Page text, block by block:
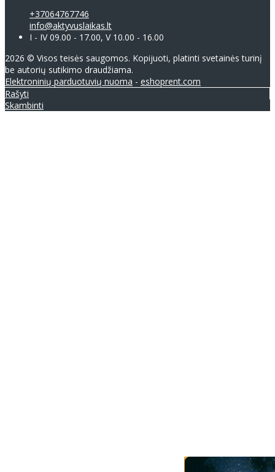
+37064767746
info@aktyvuslaikas.lt
I - IV 09.00 - 17.00, V 10.00 - 16.00
2026 © Visos teisės saugomos. Kopijuoti, platinti svetainės turinį
be autorių sutikimo draudžiama.
Elektroninių parduotuvių nuoma - eshoprent.com
Rašyti
Skambinti